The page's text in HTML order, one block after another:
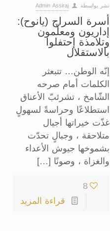
نشر بواسطة Admin Assiraj
أسرة السراج (يانوح):
إداريون ومعلّمون
وتلامذة إحتفلوا
بالاستقلال
إنّه الوطن… تتبعثر
الكلمات أمام صرحه
الشّامخ ، تشرئبّ الأعناق
استطلاعًا وحراسةً لسهولٍ
غذّت خيراتها أجيال
متلاحقة ، وجبالٍ تحدّت
بشموخها جيوش الأعداء
والغزاة ، وصونًا […]
8
قراءة المزيد